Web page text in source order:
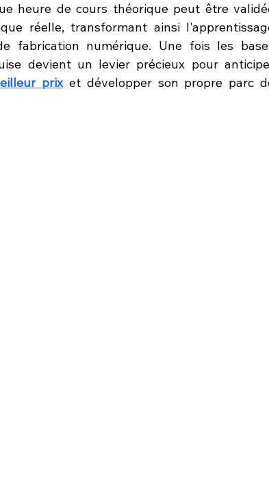
heure de cours théorique peut être
réelle, transformant ainsi
fabrication numérique. Une fois les
devient un levier précieux pour
prix et développer son propre parc